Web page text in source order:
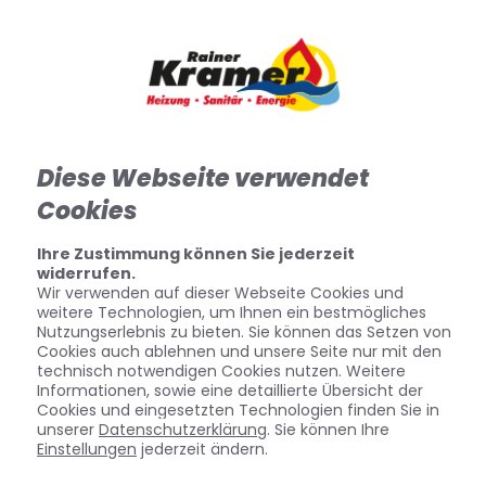
Diese Webseite verwendet
Cookies
Ihre Zustimmung können Sie jederzeit
widerrufen.
Wir verwenden auf dieser Webseite Cookies und
weitere Technologien, um Ihnen ein bestmögliches
Nutzungserlebnis zu bieten. Sie können das Setzen von
Cookies auch ablehnen und unsere Seite nur mit den
technisch notwendigen Cookies nutzen. Weitere
Informationen, sowie eine detaillierte Übersicht der
Cookies und eingesetzten Technologien finden Sie in
unserer Datenschutzerklärung. Sie können Ihre
Einstellungen jederzeit ändern.